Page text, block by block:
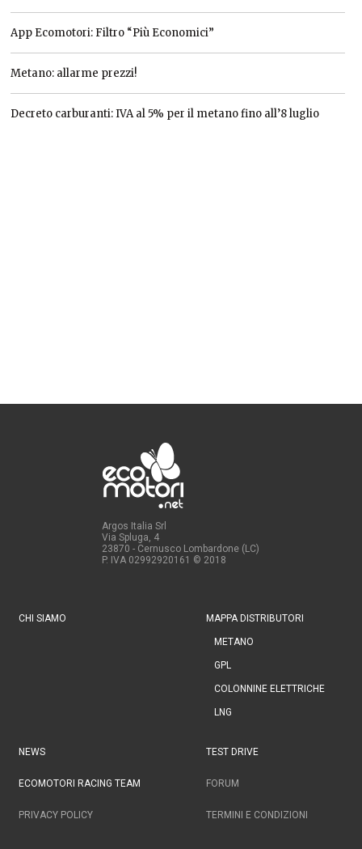
App Ecomotori: Filtro “Più Economici”
Metano: allarme prezzi!
Decreto carburanti: IVA al 5% per il metano fino all’8 luglio
Argos Italia Srl
Via Spluga, 4
23870 - Cernusco Lombardone (LC)
P. IVA 02992920161 © 2018
CHI SIAMO MAPPA DISTRIBUTORI
METANO
GPL
COLONNINE ELETTRICHE
LNG
NEWS TEST DRIVE
ECOMOTORI RACING TEAM FORUM
PRIVACY POLICY TERMINI E CONDIZIONI